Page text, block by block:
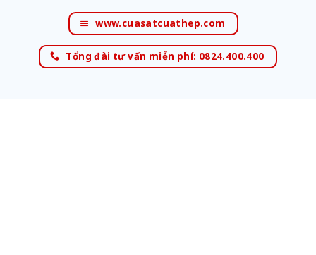
www.cuasatcuathep.com
Tổng đài tư vấn miễn phí: 0824.400.400